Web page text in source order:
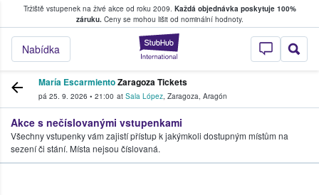
Tržiště vstupenek na živé akce od roku 2009. Každá objednávka poskytuje 100%
záruku.Ceny se mohou lišit od nominální hodnoty.
StubHub –
Nabídka
kde fanoušci kupují a prodávají vstupenky
María EscarmientoZaragoza Tickets
pá 25. 9. 2026 • 21:00 at Sala López, Zaragoza, Aragón
Akce s nečíslovanými vstupenkami
Všechny vstupenky vám zajistí přístup k jakýmkoli dostupným místům na
sezení či stání. Místa nejsou číslovaná.